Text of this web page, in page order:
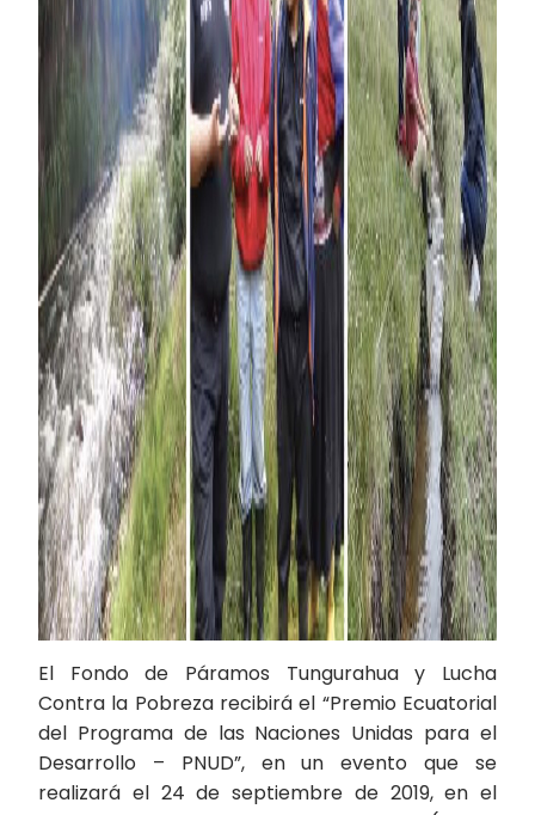
El Fondo de Páramos Tungurahua y Lucha
Contra la Pobreza recibirá el “Premio Ecuatorial
del Programa de las Naciones Unidas para el
Desarrollo – PNUD”, en un evento que se
realizará el 24 de septiembre de 2019, en el